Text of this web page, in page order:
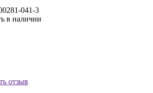
041-3
в наличии
отзыв